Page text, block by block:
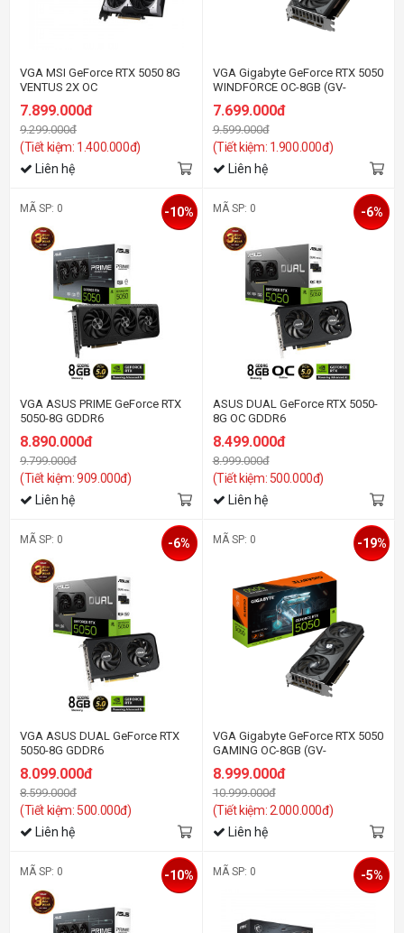
VGA MSI GeForce RTX 5050 8G
VENTUS 2X OC
7.899.000đ
9.299.000đ
(Tiết kiệm: 1.400.000đ)
Liên hệ
VGA Gigabyte GeForce RTX 5050
WINDFORCE OC-8GB (GV-
7.699.000đ
9.599.000đ
(Tiết kiệm: 1.900.000đ)
Liên hệ
MÃ SP: 0
VGA ASUS PRIME GeForce RTX
5050-8G GDDR6
8.890.000đ
9.799.000đ
(Tiết kiệm: 909.000đ)
-10%
Liên hệ
MÃ SP: 0
ASUS DUAL GeForce RTX 5050-
8G OC GDDR6
8.499.000đ
8.999.000đ
(Tiết kiệm: 500.000đ)
-6%
Liên hệ
MÃ SP: 0
VGA ASUS DUAL GeForce RTX
5050-8G GDDR6
8.099.000đ
8.599.000đ
(Tiết kiệm: 500.000đ)
-6%
Liên hệ
MÃ SP: 0
VGA Gigabyte GeForce RTX 5050
GAMING OC-8GB (GV-
8.999.000đ
10.999.000đ
(Tiết kiệm: 2.000.000đ)
-19%
Liên hệ
MÃ SP: 0 -10% MÃ SP: 0 -5%